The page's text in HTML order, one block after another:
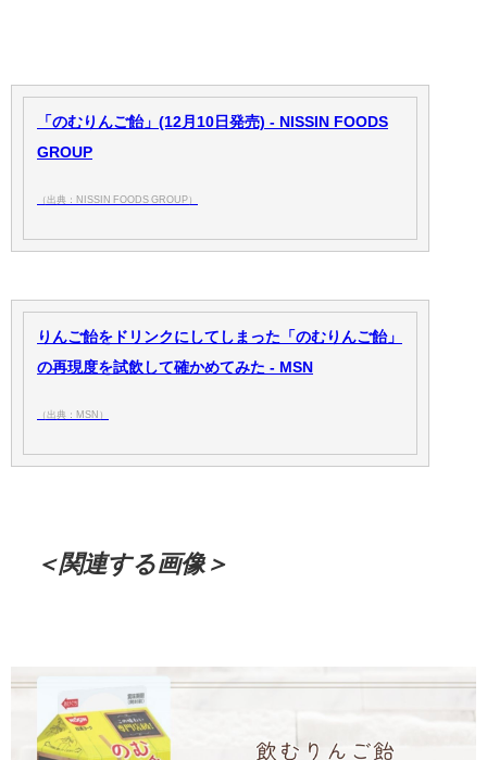
「のむりんご飴」(12月10日発売) - NISSIN FOODS
GROUP
（出典：NISSIN FOODS GROUP）
りんご飴をドリンクにしてしまった「のむりんご飴」
の再現度を試飲して確かめてみた - MSN
（出典：MSN）
＜関連する画像＞